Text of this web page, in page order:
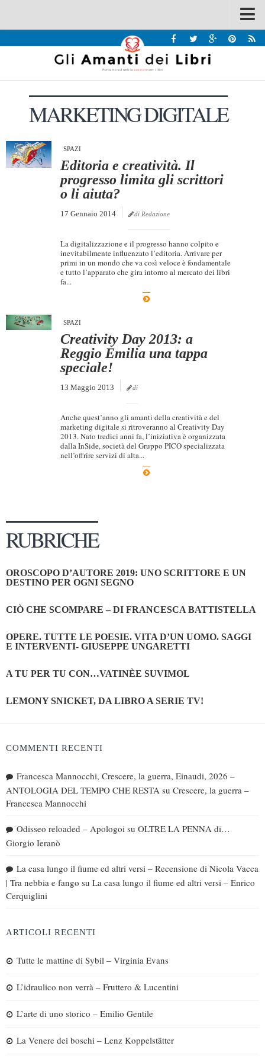
Recensioni
Interviste & Incontri
Bandi
Chi siamo
Dicono di Noi
Archivio
Case editrici
Giallo Stresa
Premio Chiara
Marketing
MARKETING DIGITALE
SPAZI
Editoria e creatività. Il
progresso limita gli scrittori
o li aiuta?
17 Gennaio 2014 di Redazione
La digitalizzazione e il progresso hanno colpito e
inevitabilmente influenzato l’editoria. Arrivare per
primi in un mondo che va così veloce è fondamentale
e tutto l’apparato che gira intorno al mercato dei libri
fa...
SPAZI
Creativity Day 2013: a
Reggio Emilia una tappa
speciale!
13 Maggio 2013 di
Anche quest’anno gli amanti della creatività e del
marketing digitale si ritroveranno al Creativity Day
2013. Nato tredici anni fa, l’iniziativa è organizzata
dalla InSide, società del Gruppo PICO specializzata
nell’offrire servizi di alta...
RUBRICHE
OROSCOPO D’AUTORE 2019: UNO SCRITTORE E UN
DESTINO PER OGNI SEGNO
CIÒ CHE SCOMPARE – DI FRANCESCA BATTISTELLA
OPERE. TUTTE LE POESIE. VITA D’UN UOMO. SAGGI
E INTERVENTI- GIUSEPPE UNGARETTI
A TU PER TU CON…VATINÈE SUVIMOL
LEMONY SNICKET, DA LIBRO A SERIE TV!
COMMENTI RECENTI
Francesca Mannocchi, Crescere, la guerra, Einaudi, 2026 –
ANTOLOGIA DEL TEMPO CHE RESTA su Crescere, la guerra –
Francesca Mannocchi
Odisseo reloaded – Apologoi su OLTRE LA PENNA di…
Giorgio Ieranò
La casa lungo il fiume ed altri versi – Recensione di Nicola Vacca
| Tra nebbia e fango su La casa lungo il fiume ed altri versi – Enrico
Cerquiglini
ARTICOLI RECENTI
Tutte le mattine di Sybil – Virginia Evans
L’idraulico non verrà – Fruttero & Lucentini
L’arte di uno storico – Emilio Gentile
La Venere dei boschi – Lenz Koppelstätter